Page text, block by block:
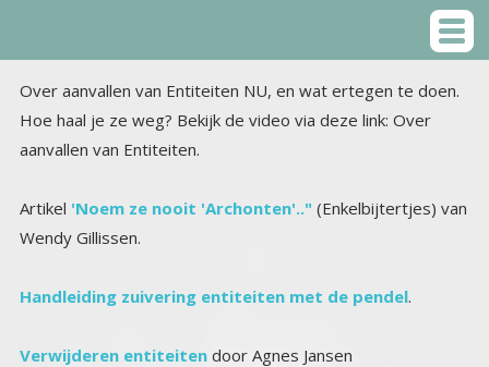
Over aanvallen van Entiteiten NU, en wat ertegen te doen.
Hoe haal je ze weg? Bekijk de video via deze link: Over
aanvallen van Entiteiten.
Artikel 'Noem ze nooit 'Archonten'.." (Enkelbijtertjes) van
Wendy Gillissen.
Handleiding zuivering entiteiten met de pendel.
Verwijderen entiteiten door Agnes Jansen